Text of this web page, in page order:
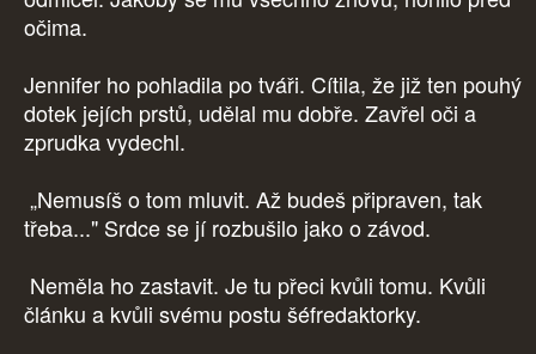
očima.
Jennifer ho pohladila po tváři. Cítila, že již ten pouhý
dotek jejích prstů, udělal mu dobře. Zavřel oči a
zprudka vydechl.
„Nemusíš o tom mluvit. Až budeš připraven, tak
třeba..." Srdce se jí rozbušilo jako o závod.
Neměla ho zastavit. Je tu přeci kvůli tomu. Kvůli
článku a kvůli svému postu šéfredaktorky.